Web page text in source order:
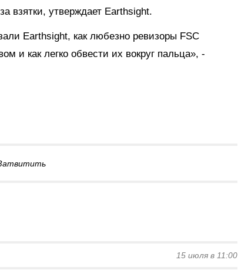
взятки, утверждает Earthsight.
Earthsight, как любезно ревизоры FSC
и как легко обвести их вокруг пальца», -
15 июля в 11:00